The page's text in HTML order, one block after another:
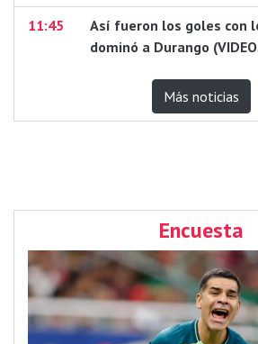
11:45
Así fueron los goles con
dominó a Durango
Más noticias
Encuesta